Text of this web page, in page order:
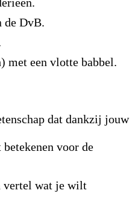
de DvB.
met een vlotte babbel.
dat dankzij jouw
voor de
vertel wat je wilt